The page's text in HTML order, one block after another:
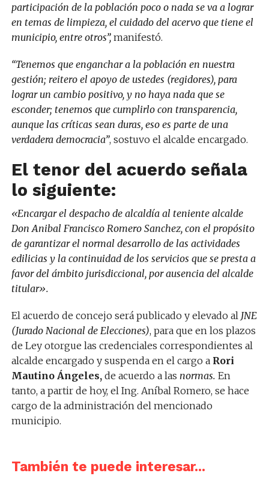
participación de la población poco o nada se va a lograr
en temas de limpieza, el cuidado del acervo que tiene el
municipio, entre otros”, manifestó.
“Tenemos que enganchar a la población en nuestra
gestión; reitero el apoyo de ustedes (regidores), para
lograr un cambio positivo, y no haya nada que se
esconder; tenemos que cumplirlo con transparencia,
aunque las críticas sean duras, eso es parte de una
verdadera democracia”, sostuvo el alcalde encargado.
El tenor del acuerdo señala
lo siguiente:
«Encargar el despacho de alcaldía al teniente alcalde
Don Anibal Francisco Romero Sanchez, con el propósito
de garantizar el normal desarrollo de las actividades
edilicias y la continuidad de los servicios que se presta a
favor del ámbito jurisdiccional, por ausencia del alcalde
titular».
El acuerdo de concejo será publicado y elevado al JNE
(Jurado Nacional de Elecciones), para que en los plazos
de Ley otorgue las credenciales correspondientes al
alcalde encargado y suspenda en el cargo a Rori
Mautino Ángeles, de acuerdo a las normas. En
tanto, a partir de hoy, el Ing. Aníbal Romero, se hace
cargo de la administración del mencionado
municipio.
También te puede interesar...